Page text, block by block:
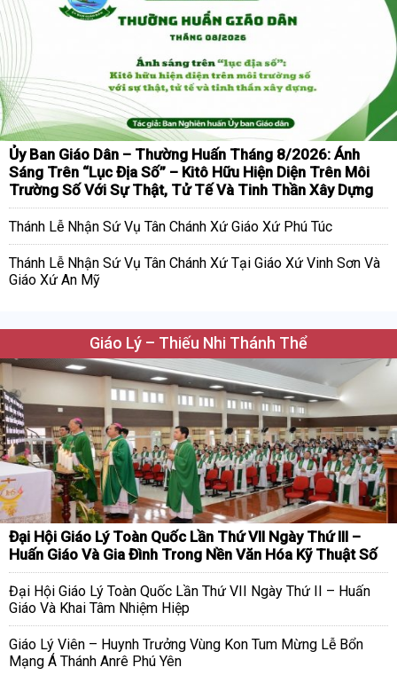
Ủy Ban Giáo Dân – Thường Huấn Tháng 8/2026: Ánh
Sáng Trên “Lục Địa Số” – Kitô Hữu Hiện Diện Trên Môi
Trường Số Với Sự Thật, Tử Tế Và Tinh Thần Xây Dựng
Thánh Lễ Nhận Sứ Vụ Tân Chánh Xứ Giáo Xứ Phú Túc
Thánh Lễ Nhận Sứ Vụ Tân Chánh Xứ Tại Giáo Xứ Vinh Sơn Và
Giáo Xứ An Mỹ
Giáo Lý – Thiếu Nhi Thánh Thể
Đại Hội Giáo Lý Toàn Quốc Lần Thứ VII Ngày Thứ III –
Huấn Giáo Và Gia Đình Trong Nền Văn Hóa Kỹ Thuật Số
Đại Hội Giáo Lý Toàn Quốc Lần Thứ VII Ngày Thứ II – Huấn
Giáo Và Khai Tâm Nhiệm Hiệp
Giáo Lý Viên – Huynh Trưởng Vùng Kon Tum Mừng Lễ Bổn
Mạng Á Thánh Anrê Phú Yên